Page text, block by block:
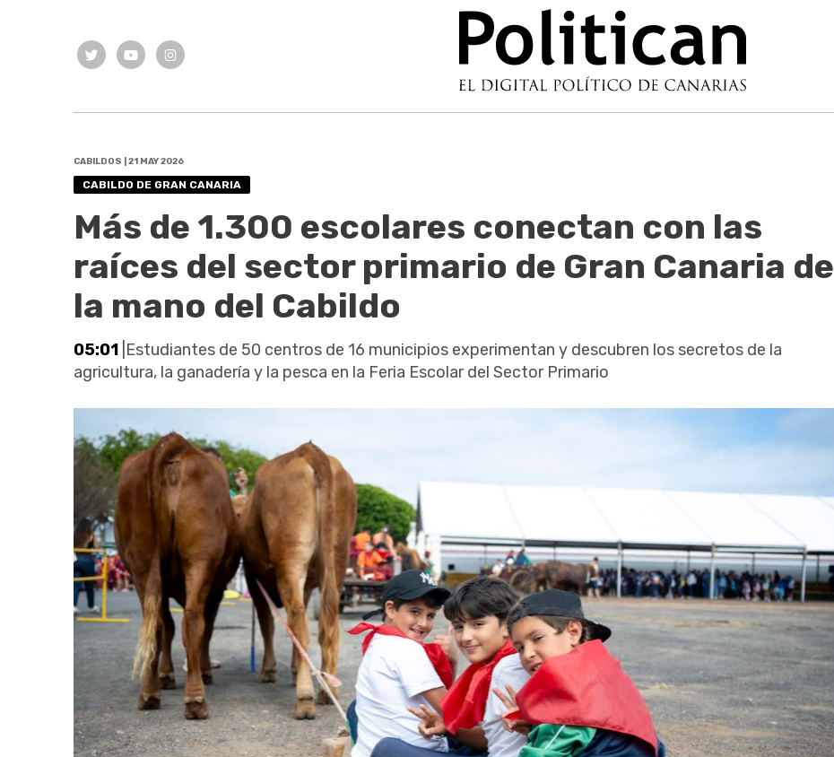
CABILDOS | 21 MAY 2026
CABILDO DE GRAN CANARIA
Más de 1.300 escolares conectan con las
raíces del sector primario de Gran Canaria de
la mano del Cabildo
05:01 |Estudiantes de 50 centros de 16 municipios experimentan y descubren los secretos de la
agricultura, la ganadería y la pesca en la Feria Escolar del Sector Primario